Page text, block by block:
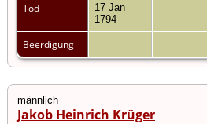
Tod
17 Jan
1794
Beerdigung
männlich
Jakob Heinrich Krüger